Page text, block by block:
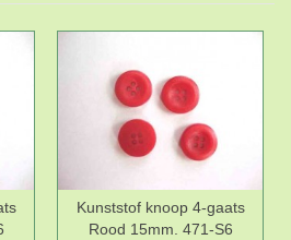
Kunststof knoop 4-gaats
Rood 15mm. 471-S6